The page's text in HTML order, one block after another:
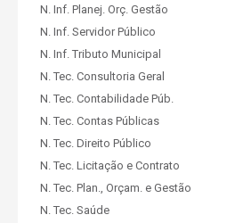
N. Inf. Planej. Orç. Gestão
N. Inf. Servidor Público
N. Inf. Tributo Municipal
N. Tec. Consultoria Geral
N. Tec. Contabilidade Púb.
N. Tec. Contas Públicas
N. Tec. Direito Público
N. Tec. Licitação e Contrato
N. Tec. Plan., Orçam. e Gestão
N. Tec. Saúde